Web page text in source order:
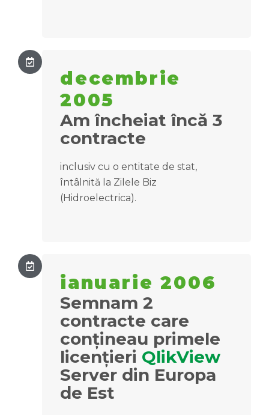
decembrie
2005
Am încheiat încă 3
contracte
inclusiv cu o entitate de stat,
întâlnită la Zilele Biz
(Hidroelectrica).
ianuarie 2006
Semnam 2
contracte care
conțineau primele
licențieri QlikView
Server din Europa
de Est